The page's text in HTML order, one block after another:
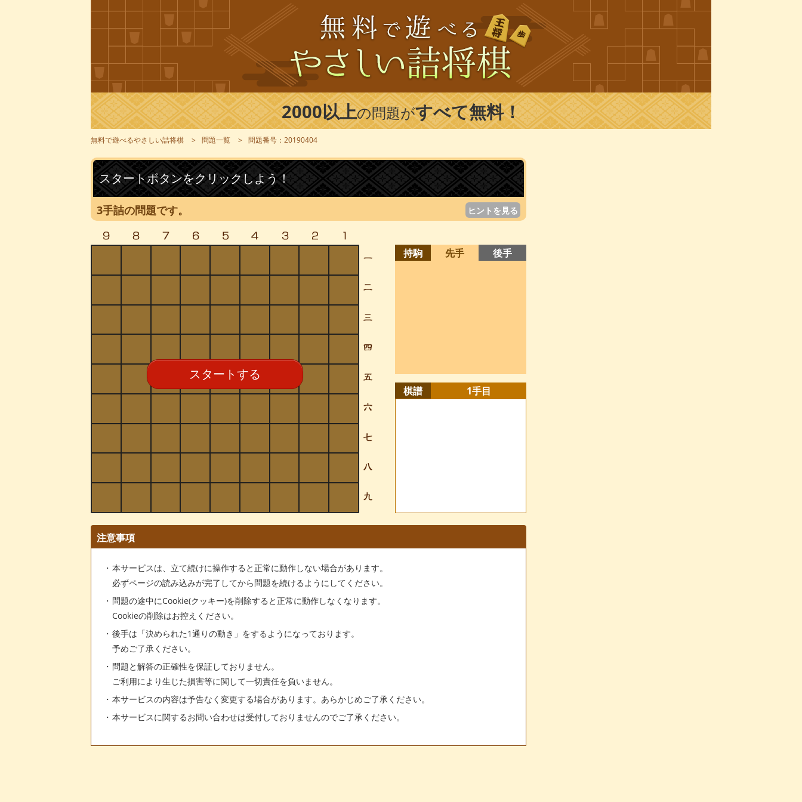
2000以上の問題がすべて無料！
無料で遊べるやさしい詰将棋 問題一覧 問題番号：20190404
スタートボタンをクリックしよう！
3手詰の問題です。 ヒントを見る
スタートする
持駒 先手 後手
棋譜 1手目
注意事項
本サービスは、立て続けに操作すると正常に動作しない場合があります。
必ずページの読み込みが完了してから問題を続けるようにしてください。
問題の途中にCookie(クッキー)を削除すると正常に動作しなくなります。
Cookieの削除はお控えください。
後手は「決められた1通りの動き」をするようになっております。
予めご了承ください。
問題と解答の正確性を保証しておりません。
ご利用により生じた損害等に関して一切責任を負いません。
本サービスの内容は予告なく変更する場合があります。あらかじめご了承ください。
本サービスに関するお問い合わせは受付しておりませんのでご了承ください。